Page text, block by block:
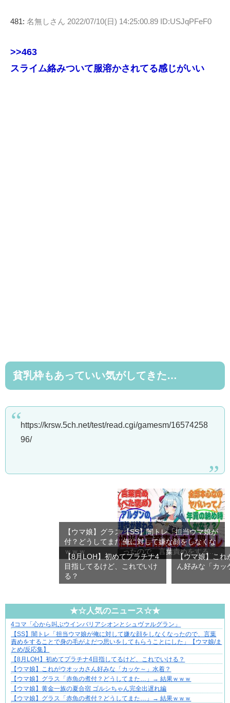
481: 名無しさん 2022/07/10(日) 14:25:00.89 ID:USJqPFeF0
>>463
スライム絡みついて服溶かされてる感じがいい
貧乳枠もあっていい気がしてきた…
https://krsw.5ch.net/test/read.cgi/gamesm/16574258
96/
【ウマ娘】グラス「赤魚の煮
付？どうしてまた…」→ 結果
ｗｗｗ
【SS】闇トレ「担当ウマ娘が
俺に対して嫌な顔をしなくな
ったので、言葉責めをする
こ…
【8月LOH】初めてプラチナ4
目指してるけど、これでいけ
る？
【ウマ娘】これ
ん好みな「カッ
★☆人気のニュース☆★
ブブ家のドタバタが、今日も愛おしい！
4コマ「心から叫ぶウインバリアシオンとシュヴァルグラン」
【SS】闇トレ「担当ウマ娘が俺に対して嫌な顔をしなくなったので、言葉
責めをすることで身の毛がよだつ思いをしてもらうことにした」【ウマ娘/ま
とめ/反応集】
【8月LOH】初めてプラチナ4目指してるけど、これでいける？
【ウマ娘】これがウオッカさん好みな「カッケ～」水着？
【ウマ娘】グラス「赤魚の煮付？どうしてまた…」→ 結果ｗｗｗ
【ウマ娘】黄金一族の夏合宿 ゴルシちゃん完全出遅れ編
【ウマ娘】グラス「赤魚の煮付？どうしてまた…」→ 結果ｗｗｗ